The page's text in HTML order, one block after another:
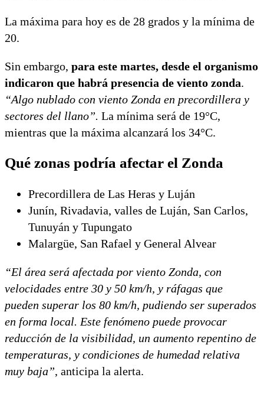
La máxima para hoy es de 28 grados y la mínima de
20.
Sin embargo, para este martes, desde el organismo
indicaron que habrá presencia de viento zonda.
“Algo nublado con viento Zonda en precordillera y
sectores del llano”. La mínima será de 19°C,
mientras que la máxima alcanzará los 34°C.
Qué zonas podría afectar el Zonda
Precordillera de Las Heras y Luján
Junín, Rivadavia, valles de Luján, San Carlos,
Tunuyán y Tupungato
Malargüe, San Rafael y General Alvear
“El área será afectada por viento Zonda, con
velocidades entre 30 y 50 km/h, y ráfagas que
pueden superar los 80 km/h, pudiendo ser superados
en forma local. Este fenómeno puede provocar
reducción de la visibilidad, un aumento repentino de
temperaturas, y condiciones de humedad relativa
muy baja”, anticipa la alerta.